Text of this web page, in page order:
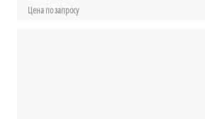
Цена по запросу